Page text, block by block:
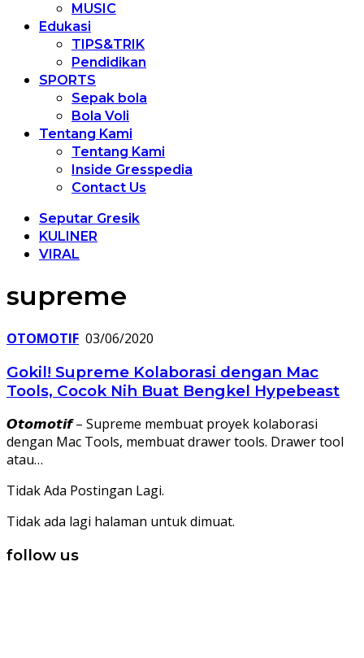
MUSIC
Edukasi
TIPS&TRIK
Pendidikan
SPORTS
Sepak bola
Bola Voli
Tentang Kami
Tentang Kami
Inside Gresspedia
Contact Us
Seputar Gresik
KULINER
VIRAL
supreme
OTOMOTIF 03/06/2020
Gokil! Supreme Kolaborasi dengan Mac
Tools, Cocok Nih Buat Bengkel Hypebeast
𝙊𝙩𝙤𝙢𝙤𝙩𝙞𝙛 – Supreme membuat proyek kolaborasi
dengan Mac Tools, membuat drawer tools. Drawer tool
atau…
Tidak Ada Postingan Lagi.
Tidak ada lagi halaman untuk dimuat.
follow us